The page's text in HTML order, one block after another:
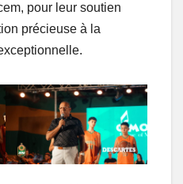
pour leur soutien
précieuse à la